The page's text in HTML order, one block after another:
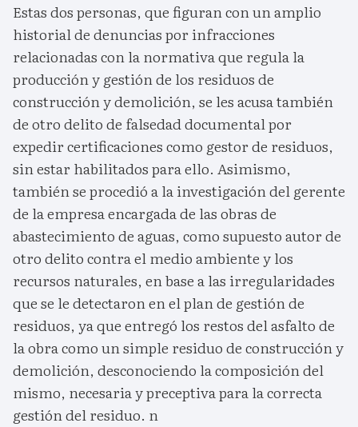
Estas dos personas, que figuran con un amplio
historial de denuncias por infracciones
relacionadas con la normativa que regula la
producción y gestión de los residuos de
construcción y demolición, se les acusa también
de otro delito de falsedad documental por
expedir certificaciones como gestor de residuos,
sin estar habilitados para ello. Asimismo,
también se procedió a la investigación del gerente
de la empresa encargada de las obras de
abastecimiento de aguas, como supuesto autor de
otro delito contra el medio ambiente y los
recursos naturales, en base a las irregularidades
que se le detectaron en el plan de gestión de
residuos, ya que entregó los restos del asfalto de
la obra como un simple residuo de construcción y
demolición, desconociendo la composición del
mismo, necesaria y preceptiva para la correcta
gestión del residuo. n